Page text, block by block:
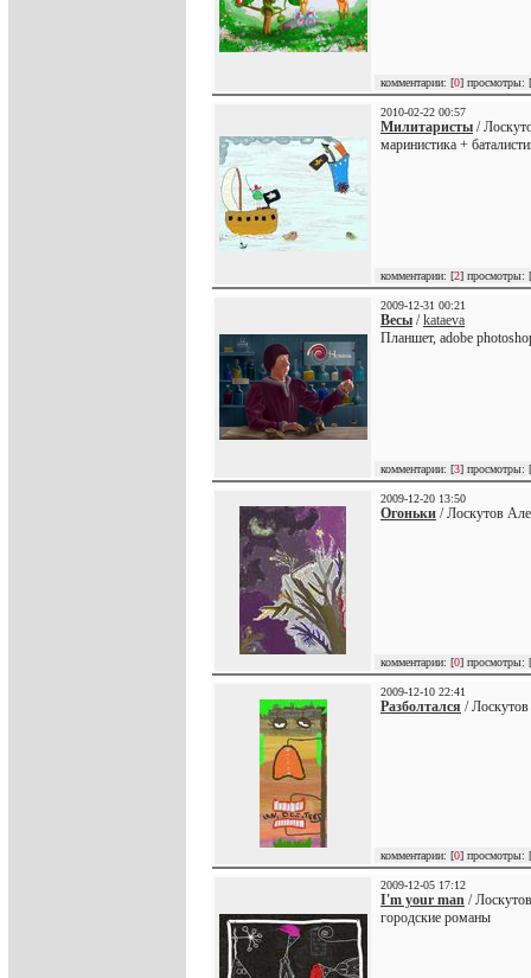
комментарии: [0] просмотры: [
2010-02-22 00:57
Милитаристы /
маринистика +
комментарии: [2] просмотры: [
2009-12-31 00:21
Весы /kataeva
Планшет, adobe
комментарии: [3] просмотры: [
2009-12-20 13:50
Огоньки / Лоскутов
комментарии: [0] просмотры: [
2009-12-10 22:41
Разболтался /
комментарии: [0] просмотры: [
2009-12-05 17:12
I'm your man /
городские романы